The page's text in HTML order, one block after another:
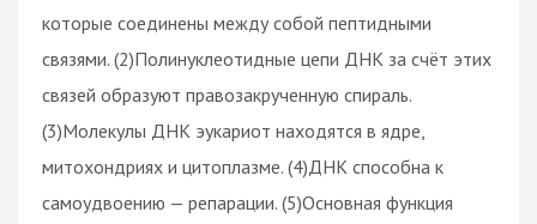
которые соединены между собой пептидными
связями. (2)Полинуклеотидные цепи ДНК за счёт этих
связей образуют правозакрученную спираль.
(3)Молекулы ДНК эукариот находятся в ядре,
митохондриях и цитоплазме. (4)ДНК способна к
самоудвоению — репарации. (5)Основная функция